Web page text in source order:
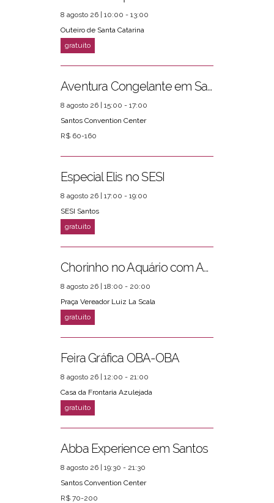
8 agosto 26 | 10:00 - 13:00
Outeiro de Santa Catarina
Aventura Congelante em Santos
8 agosto 26 | 15:00 - 17:00
Santos Convention Center
R$ 60-160
Especial Elis no SESI
8 agosto 26 | 17:00 - 19:00
SESI Santos
Chorinho no Aquário com Amigos da Música e Mari Torres
8 agosto 26 | 18:00 - 20:00
Praça Vereador Luiz La Scala
Feira Gráfica OBA-OBA
8 agosto 26 | 12:00 - 21:00
Casa da Frontaria Azulejada
Abba Experience em Santos
8 agosto 26 | 19:30 - 21:30
Santos Convention Center
R$ 70-200